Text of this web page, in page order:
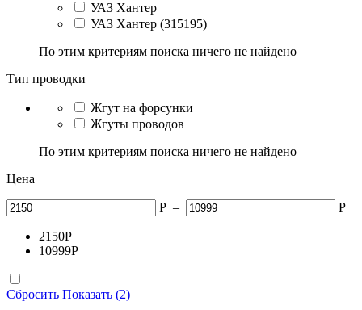
УАЗ Хантер
УАЗ Хантер (315195)
По этим критериям поиска ничего не найдено
Тип проводки
Жгут на форсунки
Жгуты проводов
По этим критериям поиска ничего не найдено
Цена
Р – Р
2150Р
10999Р
Сбросить Показать (2)